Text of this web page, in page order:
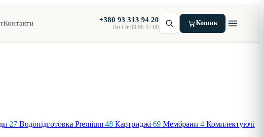
Контакти +380 93 313 94 20
Пн-Пт 09:00-17:00
Кошик
27 Водопідготовка Premium 48 Картриджі 69 Мембрани 4 Комплектуючі